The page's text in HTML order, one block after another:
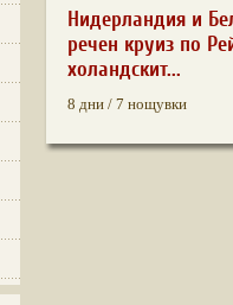
Нидерландия и
речен круиз по
холандскит...
8 дни / 7 нощувки